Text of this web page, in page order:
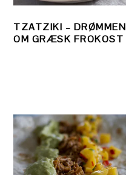
TZATZIKI – DRØMMEN
OM GRÆSK FROKOST